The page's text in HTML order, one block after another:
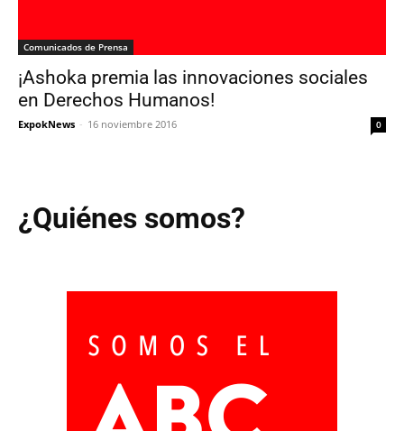
Comunicados de Prensa
¡Ashoka premia las innovaciones sociales
en Derechos Humanos!
ExpokNews - 16 noviembre 2016 0
¿Quiénes somos?